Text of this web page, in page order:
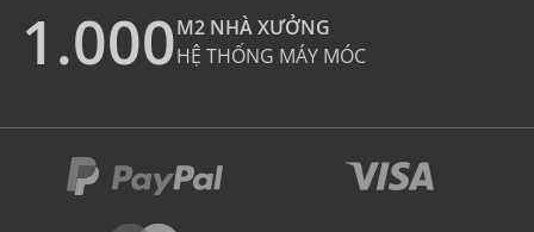
1.000M2 NHÀ XƯỞNG
HỆ THỐNG MÁY MÓC